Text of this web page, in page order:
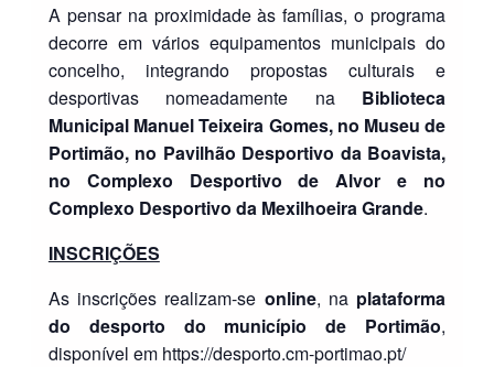
A pensar na proximidade às famílias, o programa
decorre em vários equipamentos municipais do
concelho, integrando propostas culturais e
desportivas nomeadamente na Biblioteca
Municipal Manuel Teixeira Gomes, no Museu de
Portimão, no Pavilhão Desportivo da Boavista,
no Complexo Desportivo de Alvor e no
Complexo Desportivo da Mexilhoeira Grande.
INSCRIÇÕES
As inscrições realizam-se online, na plataforma
do desporto do município de Portimão,
disponível em https://desporto.cm-portimao.pt/